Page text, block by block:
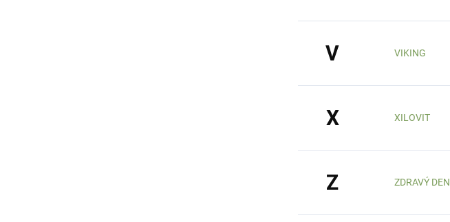
V VIKING
X XILOVIT
Z ZDRAVÝ DEN